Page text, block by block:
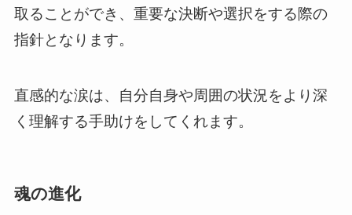
取ることができ、重要な決断や選択をする際の
指針となります。
直感的な涙は、自分自身や周囲の状況をより深
く理解する手助けをしてくれます。
魂の進化